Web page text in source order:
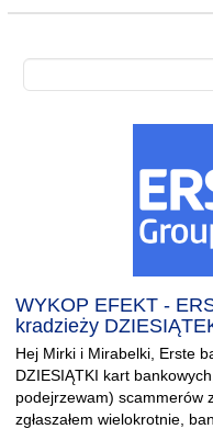
WYKOP EFEKT -
kradzieży
Hej Mirki i Mirabelki, Erste
DZIESIĄTKI kart
podejrzewam) scammerów
zgłaszałem wielokrotnie,